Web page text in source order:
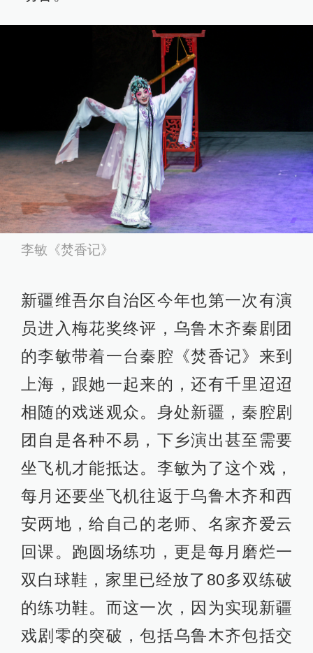
李敏《焚香记》
新疆维吾尔自治区今年也第一次有演
员进入梅花奖终评，乌鲁木齐秦剧团
的李敏带着一台秦腔《焚香记》来到
上海，跟她一起来的，还有千里迢迢
相随的戏迷观众。身处新疆，秦腔剧
团自是各种不易，下乡演出甚至需要
坐飞机才能抵达。李敏为了这个戏，
每月还要坐飞机往返于乌鲁木齐和西
安两地，给自己的老师、名家齐爱云
回课。跑圆场练功，更是每月磨烂一
双白球鞋，家里已经放了80多双练破
的练功鞋。而这一次，因为实现新疆
戏剧零的突破，包括乌鲁木齐包括交